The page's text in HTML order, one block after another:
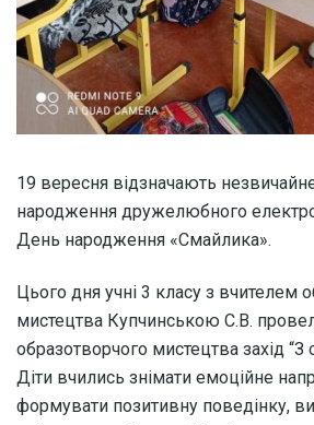
19 вересня відзначають
народження дружелюбного
День народження «Смайлика».
Цього дня учні 3 класу з вчителем
мистецтва Купчинською С.В.
образотворчого мистецтва захід
Діти вчились знімати емоційне
формувати позитивну поведінку,